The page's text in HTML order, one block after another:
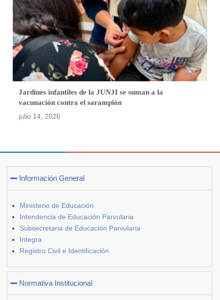
Jardines infantiles de la JUNJI se suman a la
vacunación contra el sarampión
julio 14, 2026
Información General
Ministerio de Educación
Intendencia de Educación Parvularia
Subsecretaria de Educación Parvularia
Integra
Registro Civil e Identificación
Normativa Institucional